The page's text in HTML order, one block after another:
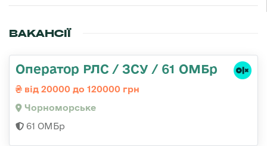
ВАКАНСІЇ
Оператор РЛС / ЗСУ / 61 ОМБр
від 20000 до 120000 грн
Чорноморське
61 ОМБр